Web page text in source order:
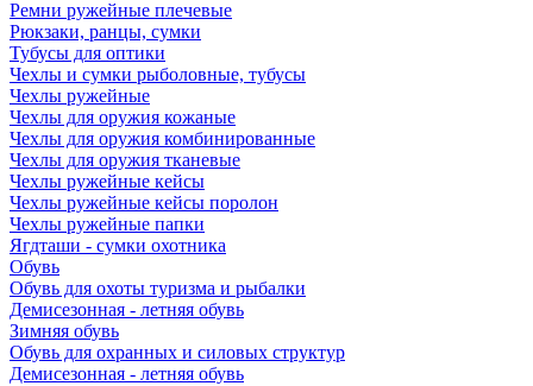
Ремни ружейные плечевые
Рюкзаки, ранцы, сумки
Тубусы для оптики
Чехлы и сумки рыболовные, тубусы
Чехлы ружейные
Чехлы для оружия кожаные
Чехлы для оружия комбинированные
Чехлы для оружия тканевые
Чехлы ружейные кейсы
Чехлы ружейные кейсы поролон
Чехлы ружейные папки
Ягдташи - сумки охотника
Обувь
Обувь для охоты туризма и рыбалки
Демисезонная - летняя обувь
Зимняя обувь
Обувь для охранных и силовых структур
Демисезонная - летняя обувь